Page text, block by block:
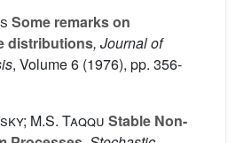
Some remarks on
distributions, Journal of
, Volume 6 (1976), pp. 356-
M.S. Taqqu Stable Non-